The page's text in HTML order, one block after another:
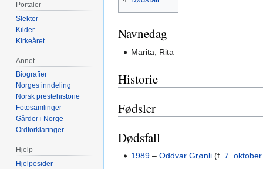
Navnedag
Marita, Rita
Historie
Fødsler
Dødsfall
1989 –Oddvar Grønli (f.7. oktober
Portaler
Slekter
Kilder
Kirkeåret
Annet
Biografier
Norges inndeling
Norsk prestehistorie
Fotosamlinger
Gårder i Norge
Ordforklaringer
Hjelp
Hjelpesider